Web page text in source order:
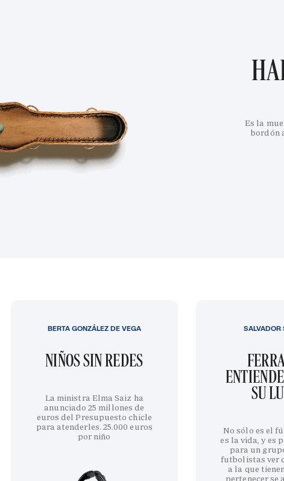
Es la
bordón
NIÑOS SIN REDES
La ministra Elma Saiz ha
anunciado 25 millones de
euros del Presupuesto chicle
para atenderles. 25.000 euros
por niño
BERTA GONZÁLEZ DE VEGA
SU
No sólo es el
es la vida, y es
para un
futbolistas ver
a la que
pertenecer se
SALVADOR